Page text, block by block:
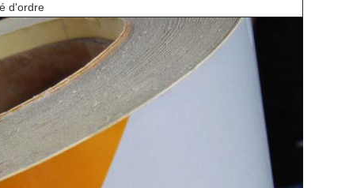
d'ordre